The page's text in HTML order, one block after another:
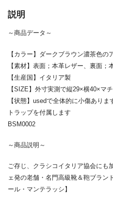
説明
～商品データ～
【カラー】ダークブラウン濃茶色の
【素材】表面；本革レザー、裏面；
【生産国】イタリア製
【SIZE】外寸実測で縦29×横40×マ
【状態】usedで全体的に小傷あり
トラップを付属します
BSM0002
～商品説明～
ご存じ、クラシコイタリア協会にも
ェ発の老舗・名門高級靴＆鞄ブラン
ール・マンテラッシ】